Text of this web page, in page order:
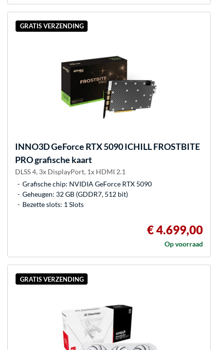
GRATIS VERZENDING
INNO3DGeForce RTX 5090 ICHILL FROSTBITE
PRO grafische kaart
DLSS 4, 3x DisplayPort, 1x HDMI 2.1
Grafische chip: NVIDIA GeForce RTX 5090
Geheugen: 32 GB (GDDR7, 512 bit)
Bezette slots: 1 Slots
€ 4.699,00
Op voorraad
GRATIS VERZENDING